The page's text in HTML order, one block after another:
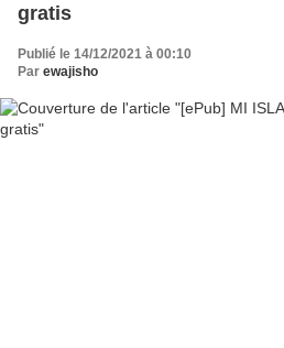
gratis
Publié le 14/12/2021 à 00:10
Par ewajisho